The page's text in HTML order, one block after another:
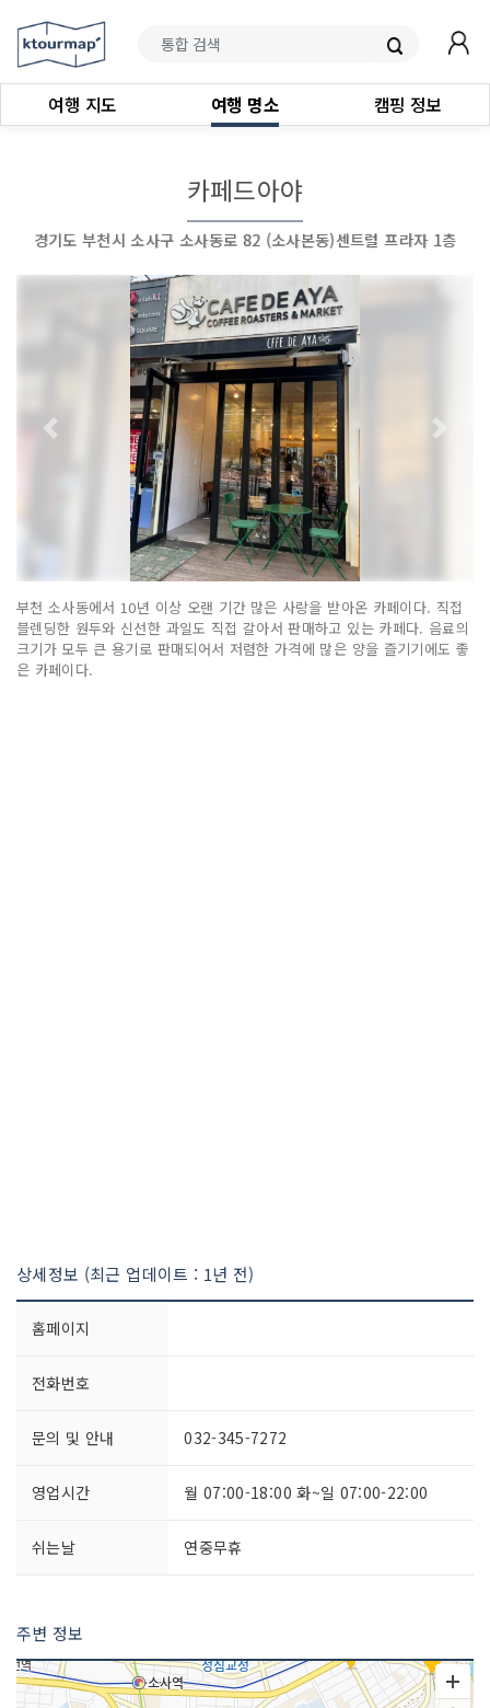
여행 지도 여행 명소 캠핑 정보
카페드아야
경기도 부천시 소사구 소사동로 82 (소사본동)센트럴 프라자 1층
부천 소사동에서 10년 이상 오랜 기간 많은 사랑을 받아온 카페이다. 직접
블렌딩한 원두와 신선한 과일도 직접 갈아서 판매하고 있는 카페다. 음료의
크기가 모두 큰 용기로 판매되어서 저렴한 가격에 많은 양을 즐기기에도 좋
은 카페이다.
상세정보 (최근 업데이트 : 1년 전)
홈페이지
전화번호
문의 및 안내 032-345-7272
영업시간 월 07:00-18:00 화~일 07:00-22:00
쉬는날 연중무휴
주변 정보